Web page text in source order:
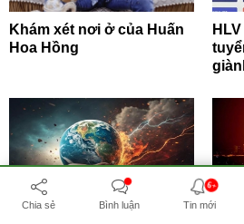
Khám xét nơi ở của Huấn
Hoa Hồng
Chia sẻ Bình luận
6+
Tin mới